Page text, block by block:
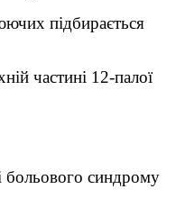
підбирається
частині 12-палої
больового синдрому